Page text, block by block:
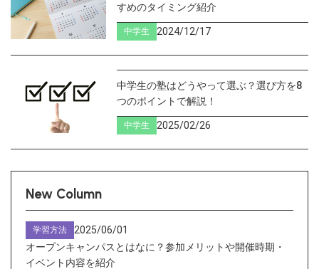
すめのタイミング紹介
中学生 2024/12/17
中学生の塾はどうやって選ぶ？選び方を8
つのポイントで解説！
中学生 2025/02/26
New Column
学習方法
2025/06/01
オープンキャンパスとはなに？参加メリットや開催時期・
イベント内容を紹介